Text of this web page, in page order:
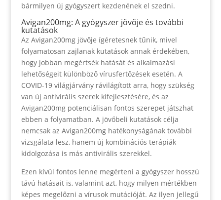
bármilyen új gyógyszert kezdenének el szedni.
Avigan200mg: A gyógyszer jövője és további
kutatások
Az Avigan200mg jövője ígéretesnek tűnik, mivel
folyamatosan zajlanak kutatások annak érdekében,
hogy jobban megértsék hatását és alkalmazási
lehetőségeit különböző vírusfertőzések esetén. A
COVID-19 világjárvány rávilágított arra, hogy szükség
van új antivirális szerek kifejlesztésére, és az
Avigan200mg potenciálisan fontos szerepet játszhat
ebben a folyamatban. A jövőbeli kutatások célja
nemcsak az Avigan200mg hatékonyságának további
vizsgálata lesz, hanem új kombinációs terápiák
kidolgozása is más antivirális szerekkel.
Ezen kívül fontos lenne megérteni a gyógyszer hosszú
távú hatásait is, valamint azt, hogy milyen mértékben
képes megelőzni a vírusok mutációját. Az ilyen jellegű